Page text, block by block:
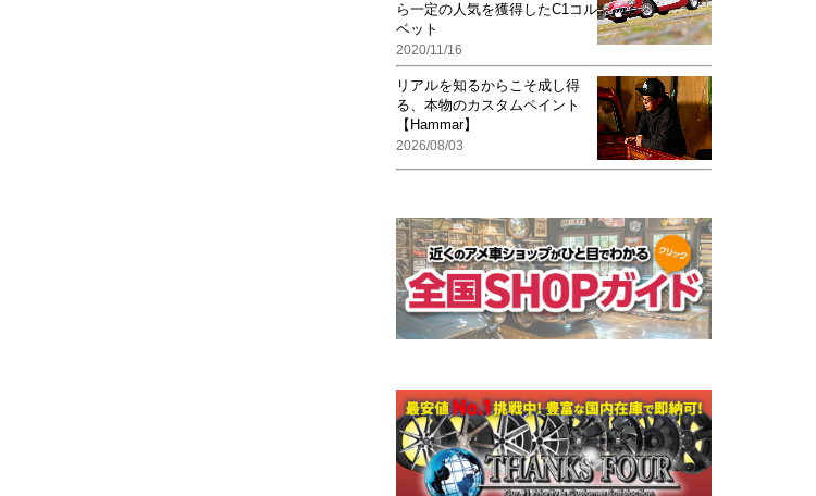
ら一定の人気を獲得したC1コル
ベット
2020/11/16
リアルを知るからこそ成し得
る、本物のカスタムペイント
【Hammar】
2026/08/03